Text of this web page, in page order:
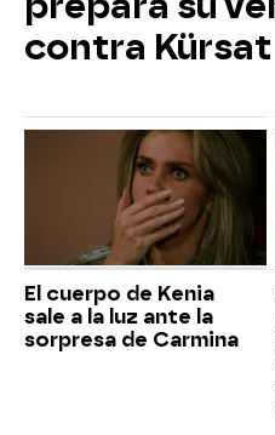
contra Kürsat
El cuerpo de Kenia
sale a la luz ante la
sorpresa de Carmina